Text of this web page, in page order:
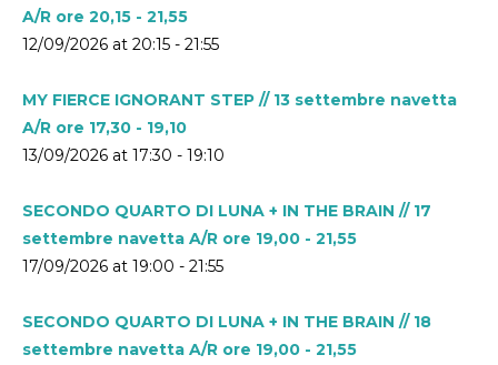
A/R ore 20,15 - 21,55
12/09/2026 at 20:15 - 21:55
MY FIERCE IGNORANT STEP // 13 settembre navetta
A/R ore 17,30 - 19,10
13/09/2026 at 17:30 - 19:10
SECONDO QUARTO DI LUNA + IN THE BRAIN // 17
settembre navetta A/R ore 19,00 - 21,55
17/09/2026 at 19:00 - 21:55
SECONDO QUARTO DI LUNA + IN THE BRAIN // 18
settembre navetta A/R ore 19,00 - 21,55